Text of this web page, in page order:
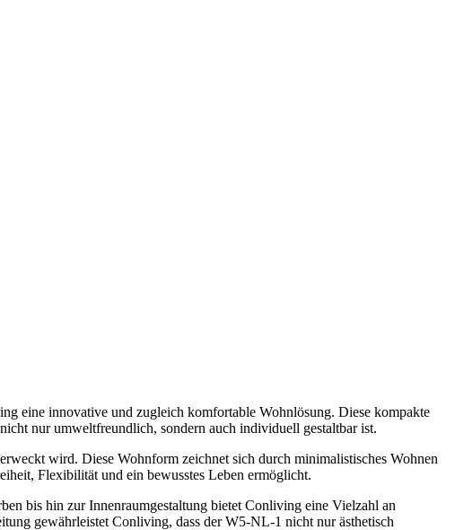
eine innovative und zugleich komfortable Wohnlösung. Diese kompakte
nur umweltfreundlich, sondern auch individuell gestaltbar ist.
wird. Diese Wohnform zeichnet sich durch minimalistisches Wohnen
Flexibilität und ein bewusstes Leben ermöglicht.
bis hin zur Innenraumgestaltung bietet Conliving eine Vielzahl an
gewährleistet Conliving, dass der W5-NL-1 nicht nur ästhetisch